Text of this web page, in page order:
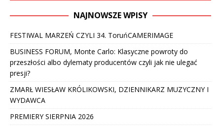
NAJNOWSZE WPISY
FESTIWAL MARZEŃ CZYLI 34. ToruńCAMERIMAGE
BUSINESS FORUM, Monte Carlo: Klasyczne powroty do
przeszłości albo dylematy producentów czyli jak nie ulegać
presji?
ZMARŁ WIESŁAW KRÓLIKOWSKI, DZIENNIKARZ MUZYCZNY I
WYDAWCA
PREMIERY SIERPNIA 2026